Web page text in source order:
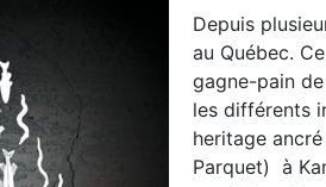
Depuis
au Québec.
gagne-pain
les différents
heritage
Parquet) à